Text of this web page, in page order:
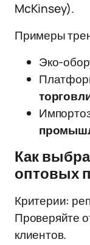
McKinsey).
Примеры
Эко-
Как
оптовых
Критерии:
Проверяйте
клиентов.